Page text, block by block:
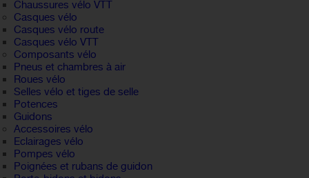
Chaussures vélo VTT
Casques vélo
Casques vélo route
Casques vélo VTT
Composants vélo
Pneus et chambres à air
Roues vélo
Selles vélo et tiges de selle
Potences
Guidons
Accessoires vélo
Eclairages vélo
Pompes vélo
Poignées et rubans de guidon